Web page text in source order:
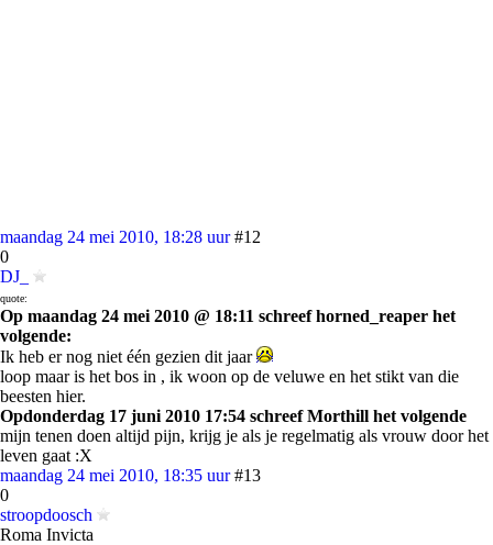
maandag 24 mei 2010, 18:28 uur #12
0
DJ_
quote:
Op maandag 24 mei 2010 @ 18:11 schreef horned_reaper het
volgende:
Ik heb er nog niet één gezien dit jaar
loop maar is het bos in , ik woon op de veluwe en het stikt van die
beesten hier.
Opdonderdag 17 juni 2010 17:54 schreef Morthill het volgende
mijn tenen doen altijd pijn, krijg je als je regelmatig als vrouw door het
leven gaat :X
maandag 24 mei 2010, 18:35 uur #13
0
stroopdoosch
Roma Invicta